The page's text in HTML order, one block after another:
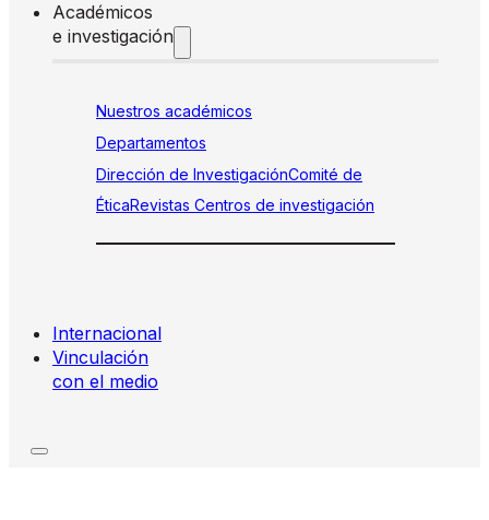
Académicos
e investigación
Nuestros académicos
Departamentos
Dirección de InvestigaciónComité de
ÉticaRevistas Centros de investigación
Internacional
Vinculación
con el medio